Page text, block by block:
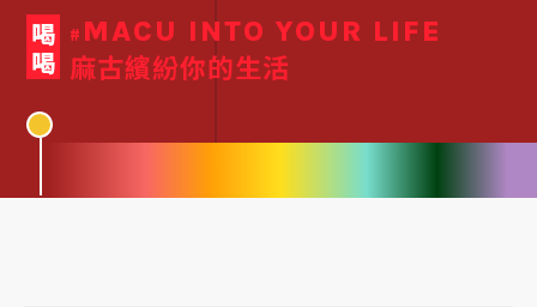
喝喝 # MACU INTO YOUR LIFE
麻古繽紛你的生活